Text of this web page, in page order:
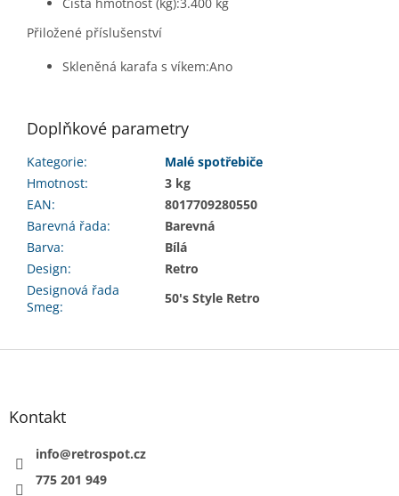
Přiložené příslušenství
Skleněná karafa s víkem:Ano
Doplňkové parametry
Kategorie:
Malé spotřebiče
Hmotnost:
3 kg
EAN:
8017709280550
Barevná řada:
Barevná
Barva:
Bílá
Design:
Retro
Designová řada
Smeg:
50's Style Retro
Z
Kontakt
info@retrospot.cz
775 201 949